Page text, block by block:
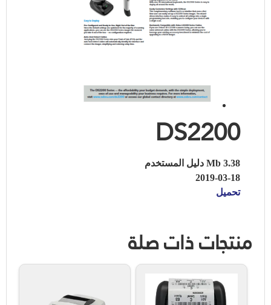
DS2200
3.38 Mb دليل المستخدم
2019-03-18
تحميل
منتجات ذات صلة